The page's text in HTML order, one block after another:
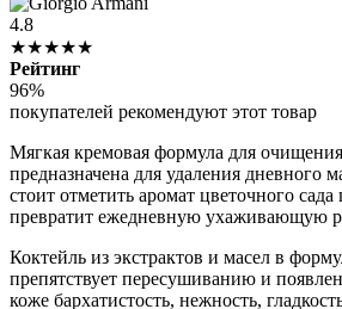
4.8
★★★★★
Рейтинг
96%
покупателей рекомендуют этот товар
Мягкая кремовая формула для
предназначена для удаления дневного
стоит отметить аромат цветочного
превратит ежедневную ухаживающую
Коктейль из экстрактов и масел в
препятствует пересушиванию и
коже бархатистость, нежность,